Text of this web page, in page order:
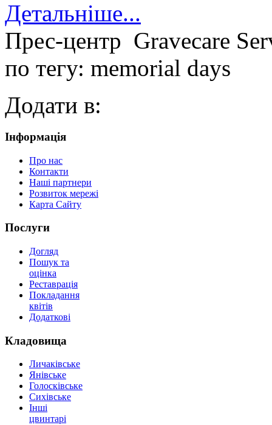
Детальніше...
Прес-центр Gravecare
по тегу: memorial days
Додати в:
Інформація
Про нас
Контакти
Наші партнери
Розвиток мережі
Карта Сайту
Послуги
Догляд
Пошук та
оцінка
Реставрація
Покладання
квітів
Додаткові
Кладовища
Личаківське
Янівське
Голосківське
Сихівське
Інші
цвинтарі